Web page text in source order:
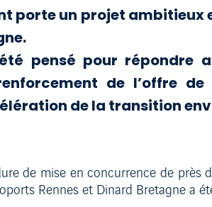
porte un projet ambitieux
pensé pour répondre
de l’offre
de la transition
de mise en concurrence de près
Rennes et Dinard Bretagne a